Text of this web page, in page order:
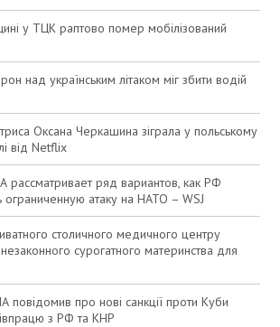
у ТЦК раптово помер мобілізований
над українським літаком міг збити водій
Оксана Черкашина зіграла у польському
від Netflix
рассматривает ряд вариантов, как РФ
ограниченную атаку на НАТО – WSJ
столичного медичного центру
сурогатного материнства для
про нові санкції проти Куби
з РФ та КНР